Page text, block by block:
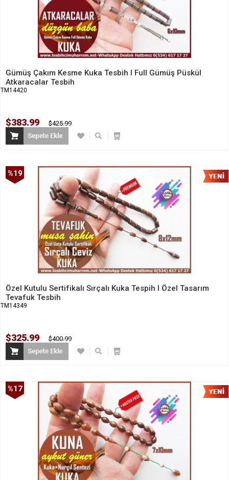
Gümüş Çakım Kesme Kuka Tesbih I Full Gümüş Püskül
Atkaracalar Tesbih
TM14420
$383.99 $425.99
Özel Kutulu Sertifikalı Sırçalı Kuka Tespih I Özel Tasarım
Tevafuk Tesbih
TM14349
$325.99 $400.99
%19
%17